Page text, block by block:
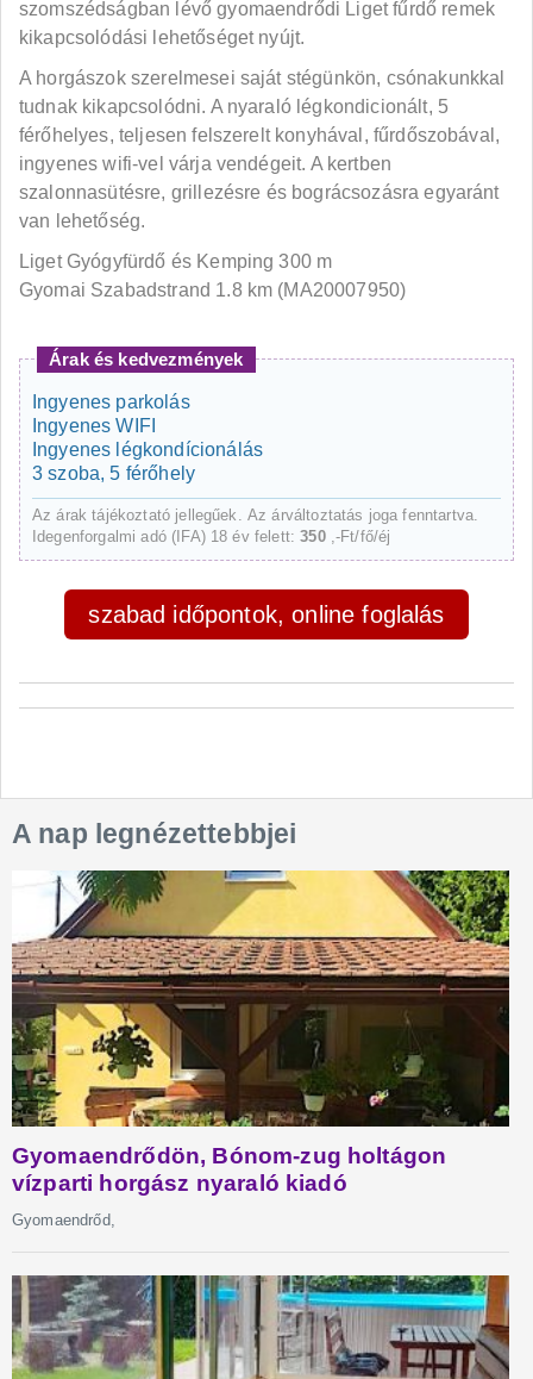
szomszédságban lévő gyomaendrődi Liget fűrdő remek
kikapcsolódási lehetőséget nyújt.
A horgászok szerelmesei saját stégünkön, csónakunkkal
tudnak kikapcsolódni. A nyaraló légkondicionált, 5
férőhelyes, teljesen felszerelt konyhával, fűrdőszobával,
ingyenes wifi-vel várja vendégeit. A kertben
szalonnasütésre, grillezésre és bográcsozásra egyaránt
van lehetőség.
Liget Gyógyfürdő és Kemping 300 m
Gyomai Szabadstrand 1.8 km (MA20007950)
Árak és kedvezmények
Ingyenes parkolás
Ingyenes WIFI
Ingyenes légkondícionálás
3 szoba, 5 férőhely
Az árak tájékoztató jellegűek. Az árváltoztatás joga fenntartva.
Idegenforgalmi adó (IFA) 18 év felett:350 ,-Ft/fő/éj
szabad időpontok, online foglalás
A nap legnézettebbjei